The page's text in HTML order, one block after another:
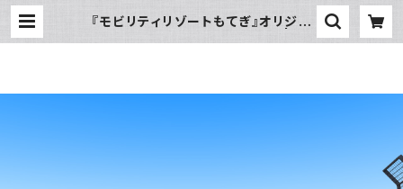
『モビリティリゾートもてぎ』オリジナ